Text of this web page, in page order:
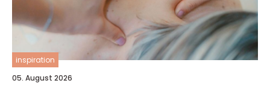
inspiration
05. August 2026